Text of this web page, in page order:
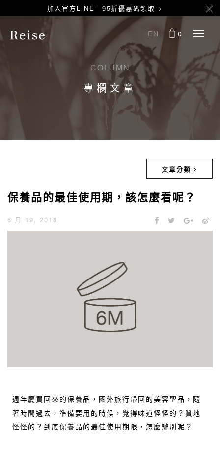
加入官方LINE｜95折優惠碼領取 >
EN 0
COLUMN
專欄文章
文章分類
保養品的最佳使用期，該怎麼看呢？
6 月 19, 2018
週年慶買回來的保養品，國外旅行帶回的美容聖品，隨
著時間過去，準備要用的時候，覺得味道怪怪的？質地
怪怪的？到底保養品的最佳使用期限，怎麼辦別呢？